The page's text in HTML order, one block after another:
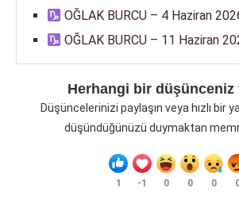
OĞLAK BURCU – 4 Haziran
OĞLAK BURCU – 11 Haziran
Herhangi bir düşünceniz
Düşüncelerinizi paylaşın veya hızlı bir
düşündüğünüzü duymaktan
1 -1 0 0 0